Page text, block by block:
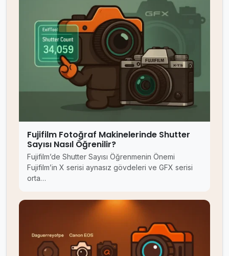
Fujifilm Fotoğraf Makinelerinde Shutter
Sayısı Nasıl Öğrenilir?
Fujifilm’de Shutter Sayısı Öğrenmenin Önemi
Fujifilm’in X serisi aynasız gövdeleri ve GFX serisi
orta…